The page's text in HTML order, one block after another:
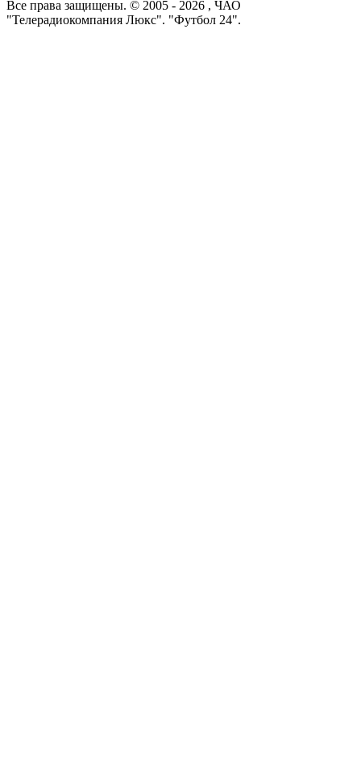
Все права защищены. © 2005 - 2026 , ЧАО
"Телерадиокомпания Люкс". "Футбол 24".